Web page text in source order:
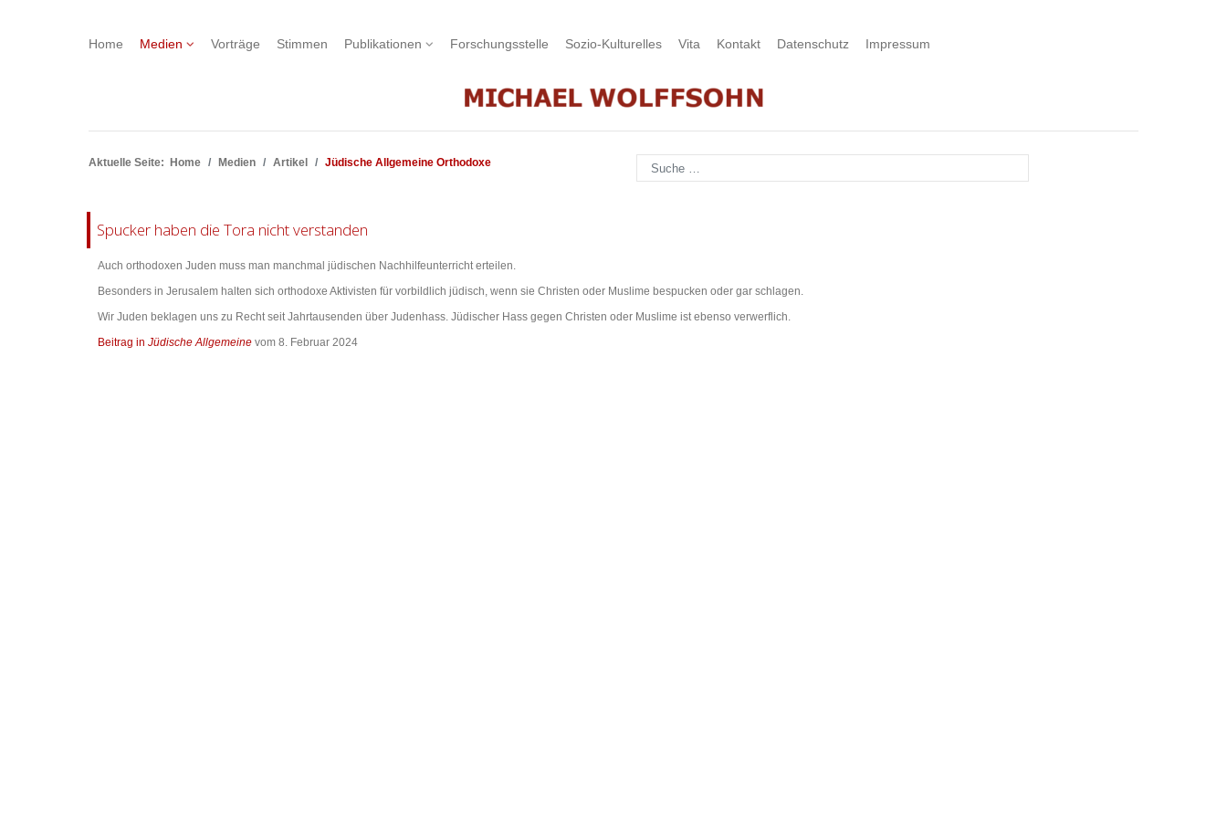
Home Medien Vorträge Stimmen Publikationen Forschungsstelle Sozio-Kulturelles Vita Kontakt Datenschutz Impressum
Aktuelle Seite: Home Medien Artikel Jüdische Allgemeine Orthodoxe Suchen
Spucker haben die Tora nicht verstanden
Auch orthodoxen Juden muss man manchmal jüdischen Nachhilfeunterricht erteilen.
Besonders in Jerusalem halten sich orthodoxe Aktivisten für vorbildlich jüdisch, wenn sie Christen oder Muslime bespucken oder gar schlagen.
Wir Juden beklagen uns zu Recht seit Jahrtausenden über Judenhass. Jüdischer Hass gegen Christen oder Muslime ist ebenso verwerflich.
Beitrag in Jüdische Allgemeine vom 8. Februar 2024